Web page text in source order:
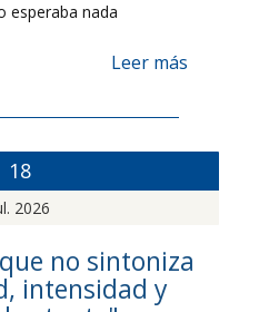
esperaba nada
Leer más
18
2026
no sintoniza
intensidad y